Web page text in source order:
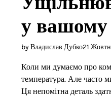
у вашому
by Владислав Дубко21
Коли ми думаємо про
температура. Але часто
Ця непомітна деталь